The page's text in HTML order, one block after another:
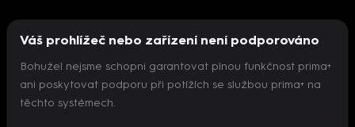
Nepodařilo se inicializovat přehrávač
Váš prohlížeč nebo zařízení není podporováno
Bohužel nejsme schopni garantovat plnou funkčnost prima+
ani poskytovat podporu při potížích se službou prima+ na
těchto systémech.